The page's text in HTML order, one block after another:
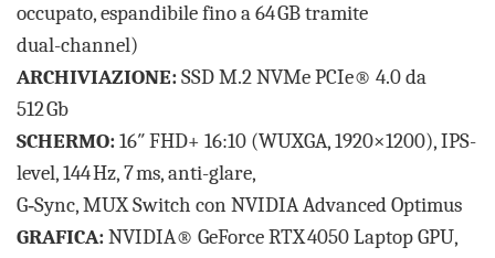
occupato, espandibile fino a 64 GB tramite
dual-channel)
ARCHIVIAZIONE:SSD M.2 NVMe PCIe® 4.0 da
512 Gb
SCHERMO:16″ FHD+ 16:10 (WUXGA, 1920×1200), IPS-
level, 144 Hz, 7 ms, anti-glare,
G‑Sync, MUX Switch con NVIDIA Advanced Optimus
GRAFICA:NVIDIA® GeForce RTX 4050 Laptop GPU,